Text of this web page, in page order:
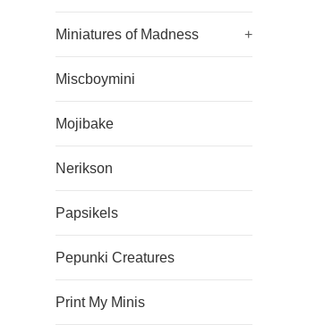
Miniatures of Madness +
Miscboymini
Mojibake
Nerikson
Papsikels
Pepunki Creatures
Print My Minis